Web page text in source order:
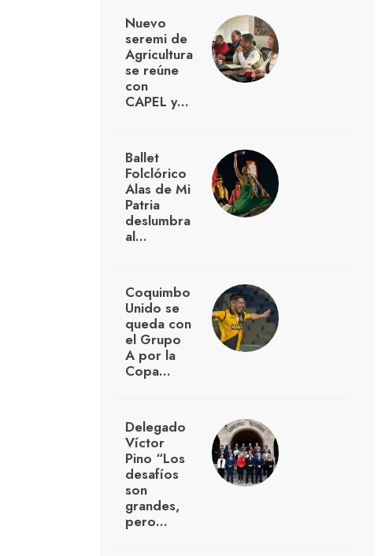
Nuevo
seremi de
Agricultura
se reúne
con
CAPEL y…
Ballet
Folclórico
Alas de Mi
Patria
deslumbra
al…
Coquimbo
Unido se
queda con
el Grupo
A por la
Copa…
Delegado
Víctor
Pino “Los
desafíos
son
grandes,
pero…